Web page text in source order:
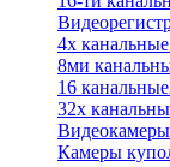
4х канальные
8ми
16 канальные
32x
Камеры